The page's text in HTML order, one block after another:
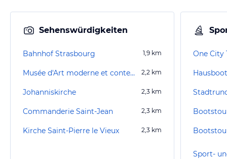
Sehenswürdigkeiten
Bahnhof Strasbourg 1,9 km
Musée d'Art moderne et contemporain de Strasbourg (MAMCS) 2,2 km
Johanniskirche 2,3 km
Commanderie Saint-Jean 2,3 km
Kirche Saint-Pierre le Vieux 2,3 km
One City
Sport-